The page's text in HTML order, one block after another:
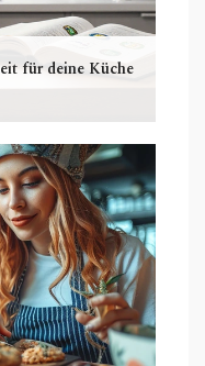
für deine Küche